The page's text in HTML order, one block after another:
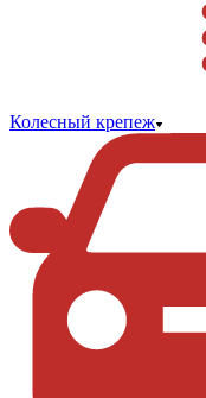
Колесный крепеж